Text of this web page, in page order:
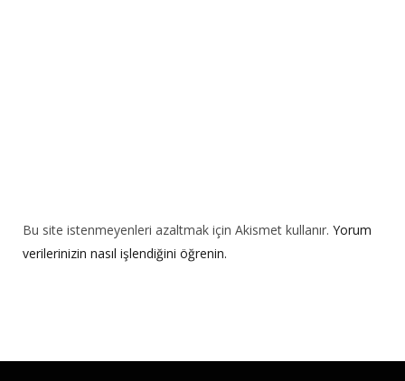
Bu site istenmeyenleri azaltmak için Akismet kullanır. Yorum
verilerinizin nasıl işlendiğini öğrenin.